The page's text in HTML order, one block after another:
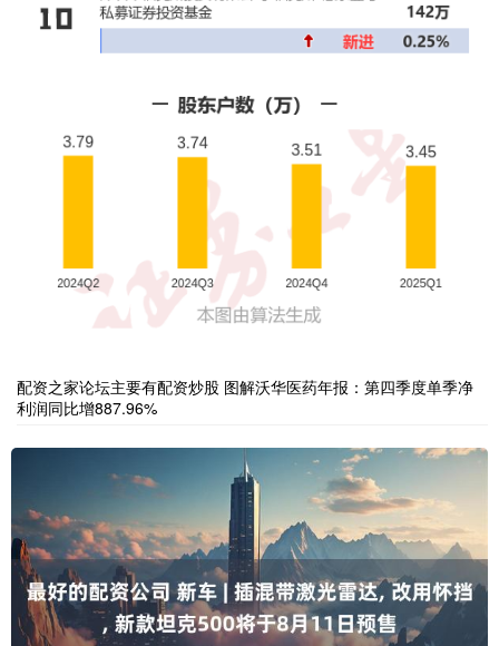
配资之家论坛主要有配资炒股 图解沃华医药年报：第四季度单季净
利润同比增887.96%